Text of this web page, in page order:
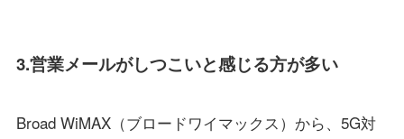
3.営業メールがしつこいと感じる方が多い
Broad WiMAX（ブロードワイマックス）から、5G対